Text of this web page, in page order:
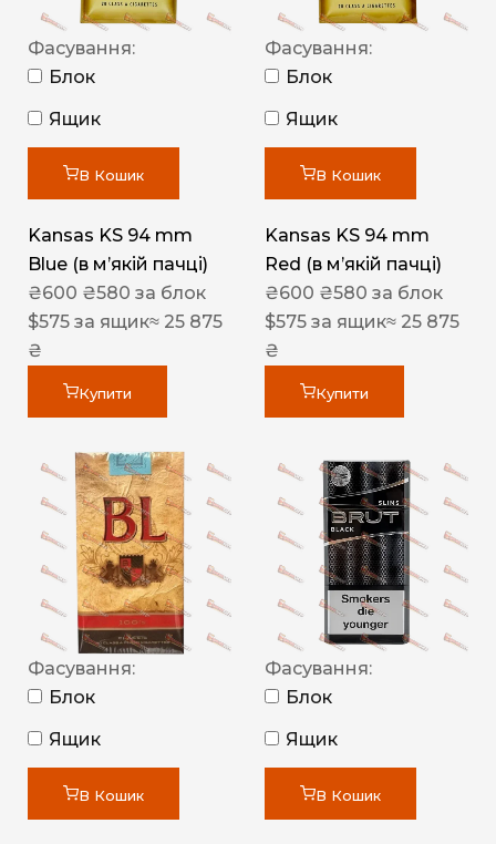
Фасування:
Блок
Ящик
В Кошик
Kansas KS 94 mm
Blue (в мʼякій пачці)
₴600 ₴580 за блок
$575 за ящик≈ 25 875
₴
Купити
Фасування:
Блок
Ящик
В Кошик
Kansas KS 94 mm
Red (в мʼякій пачці)
₴600 ₴580 за блок
$575 за ящик≈ 25 875
₴
Купити
Фасування:
Блок
Ящик
В Кошик
Фасування:
Блок
Ящик
В Кошик